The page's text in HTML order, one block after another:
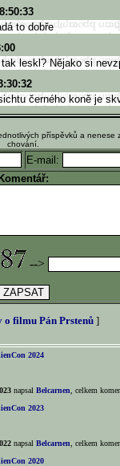
to dobře
leskl? Nějako si
černého koně je
příspěvků a
chování.
E-mail:
Komentář:
-->
o filmu Pán Prstenů ]
2024
napsal Belcarnen , celkem
2023
napsal Belcarnen , celkem
2020